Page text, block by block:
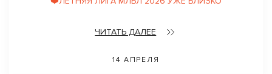
ЧИТАТЬ ДАЛЕЕ
14 АПРЕЛЯ